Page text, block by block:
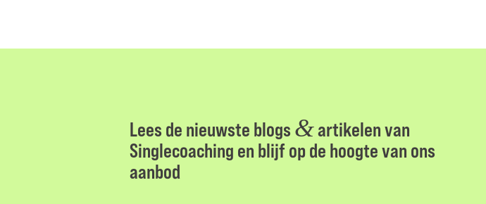
Lees de nieuwste blogs &artikelen van
Singlecoaching en blijf op de hoogte van ons
aanbod